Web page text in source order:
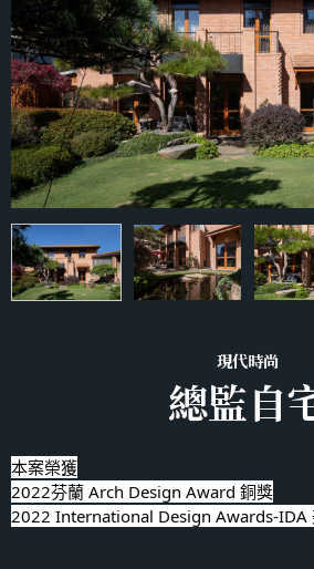
現代時尚
總監自
本案榮獲
2022芬蘭 Arch Design Award 銅獎
2022 International Design Awards-IDA